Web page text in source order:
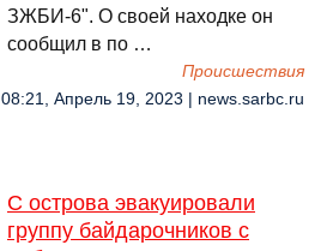
ЗЖБИ-6". О своей находке он
сообщил в по …
Происшествия
08:21, Апрель 19, 2023 | news.sarbc.ru
С острова эвакуировали
группу байдарочников с